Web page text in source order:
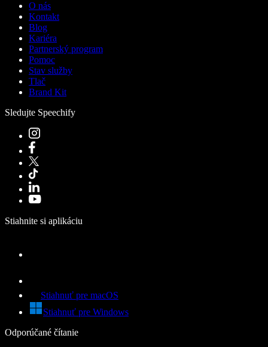
O nás
Kontakt
Blog
Kariéra
Partnerský program
Pomoc
Stav služby
Tlač
Brand Kit
Sledujte Speechify
Stiahnite si aplikáciu
Stiahnuť pre macOS
Stiahnuť pre Windows
Odporúčané čítanie